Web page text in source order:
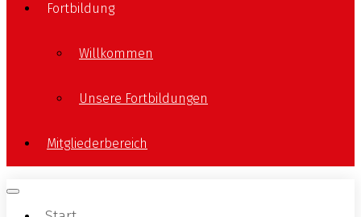
Fortbildung
Willkommen
Unsere Fortbildungen
Mitgliederbereich